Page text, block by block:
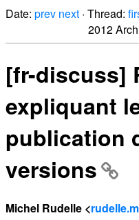
Date: prev next · Thread:
2012
[fr-discuss]
expliquant
publication
versions
Michel Rudelle <